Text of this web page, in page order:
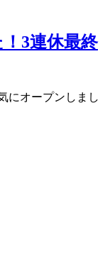
3連休最終
にオープンしまし